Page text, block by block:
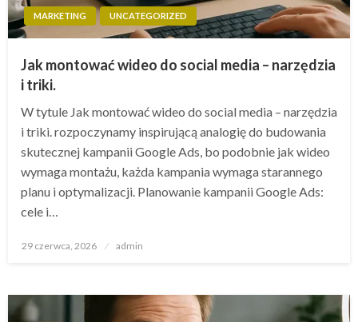
MARKETING UNCATEGORIZED
Jak montować wideo do social media – narzędzia
i triki.
W tytule Jak montować wideo do social media – narzędzia
i triki. rozpoczynamy inspirującą analogię do budowania
skutecznej kampanii Google Ads, bo podobnie jak wideo
wymaga montażu, każda kampania wymaga starannego
planu i optymalizacji. Planowanie kampanii Google Ads:
cele i…
Opublikowane
29 czerwca, 2026 admin